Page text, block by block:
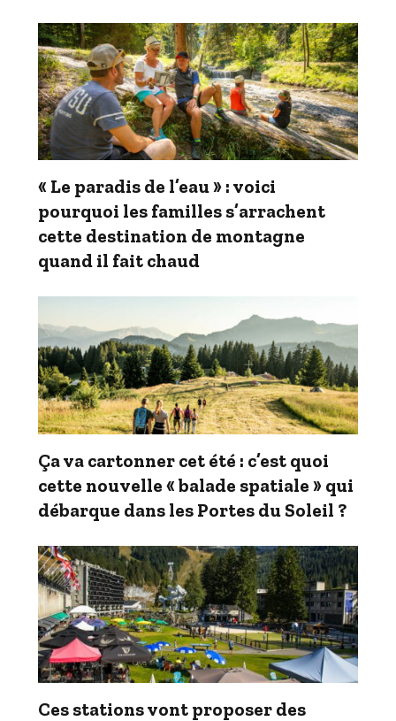
« Le paradis de l’eau » : voici
pourquoi les familles s’arrachent
cette destination de montagne
quand il fait chaud
Ça va cartonner cet été : c’est quoi
cette nouvelle « balade spatiale » qui
débarque dans les Portes du Soleil ?
Ces stations vont proposer des